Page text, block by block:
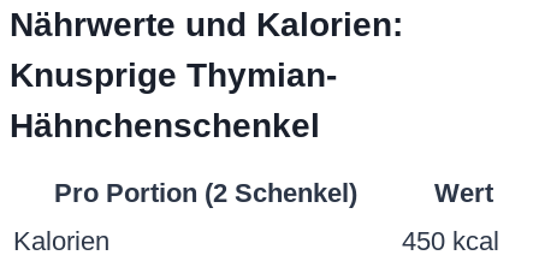
Nährwerte und Kalorien:
Knusprige Thymian-
Hähnchenschenkel
Pro Portion (2 Schenkel)
Wert
Kalorien
450 kcal